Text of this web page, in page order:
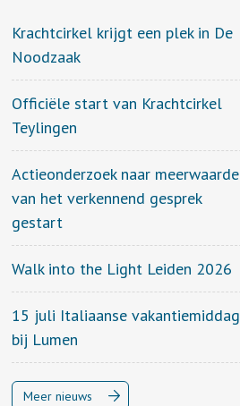
Krachtcirkel krijgt een plek in De
Noodzaak
Officiële start van Krachtcirkel
Teylingen
Actieonderzoek naar meerwaarde
van het verkennend gesprek
gestart
Walk into the Light Leiden 2026
15 juli Italiaanse vakantiemiddag
bij Lumen
Meer nieuws